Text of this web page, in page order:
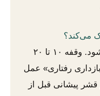
بله، وقتی به درستی استفاده شود. وقفه ۱۰ تا ۲۰
رفتاری» عمل
پیشانی قبل از